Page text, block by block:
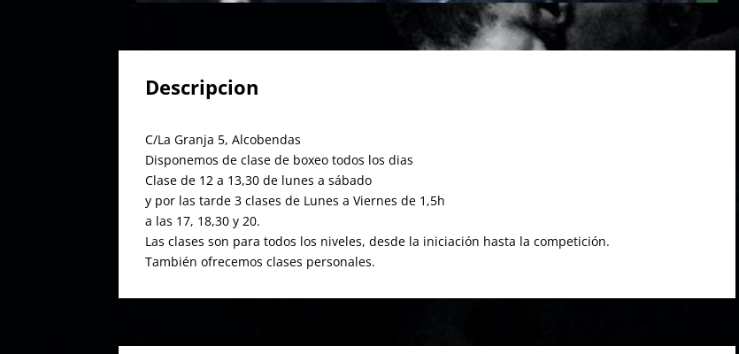
Descripcion
C/La Granja 5, Alcobendas
Disponemos de clase de boxeo todos los dias
Clase de 12 a 13,30 de lunes a sábado
y por las tarde 3 clases de Lunes a Viernes de 1,5h
a las 17, 18,30 y 20.
Las clases son para todos los niveles, desde la iniciación hasta la competición.
También ofrecemos clases personales.